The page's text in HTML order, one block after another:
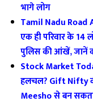
भागे लोग
Tamil Nadu Road
एक ही परिवार के 14
पुलिस की आंखें, जानें
Stock Market
हलचल? Gift Nifty
Meesho से बन